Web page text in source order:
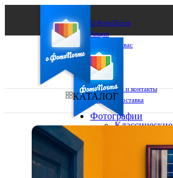
О ФотоПочте
Акции
Сделаем за вас
Бизнесу
FAQ
Франшиза
Поддержка и контакты
Оплата и доставка
Ваш город:
Ваш регион доставки
КАТАЛОГ
Фотографии
Классические
10х10
10х15
13х18